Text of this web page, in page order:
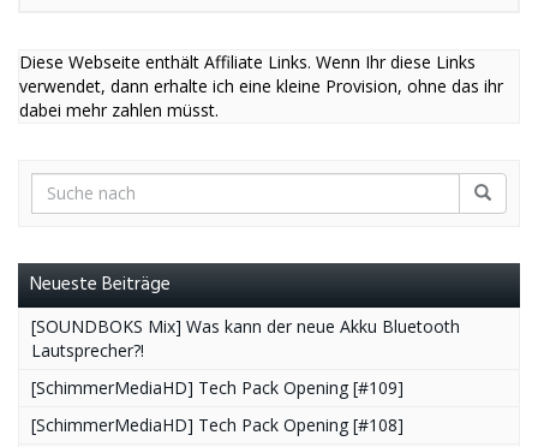
Diese Webseite enthält Affiliate Links. Wenn Ihr diese Links
verwendet, dann erhalte ich eine kleine Provision, ohne das ihr
dabei mehr zahlen müsst.
Neueste Beiträge
[SOUNDBOKS Mix] Was kann der neue Akku Bluetooth
Lautsprecher?!
[SchimmerMediaHD] Tech Pack Opening [#109]
[SchimmerMediaHD] Tech Pack Opening [#108]